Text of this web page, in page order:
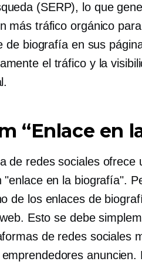
(SERP), lo que
más tráfico orgánico
de biografía en sus
el tráfico y la
“Enlace en
de redes sociales ofrece
"enlace en la biografía".
de los enlaces de
Esto se debe
de redes sociales